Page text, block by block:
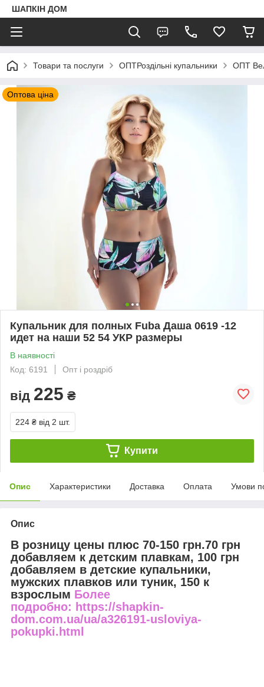
ШАПКIН ДОМ
Товари та послуги ОПТРоздільні купальники ОПТ
Оптова ціна
Купальник для полных Fuba Даша 0619 -12
идет на наши 52 54 УКР размеры
В наявності
Код: 6191
Опт і роздріб
від 225 ₴
224 ₴ від 2 шт.
Купити
Опис Характеристики Доставка Оплата Умови
Опис
В розницу цены плюс 70-150 грн.70 грн
добавляем к детским плавкам, 100 грн
добавляем в детские купальники,
мужских плавков или туник, 150 к
взрослым Более
подробно: https://shapkin-
dom.com.ua/ua/a326191-usloviya-
pokupki.html